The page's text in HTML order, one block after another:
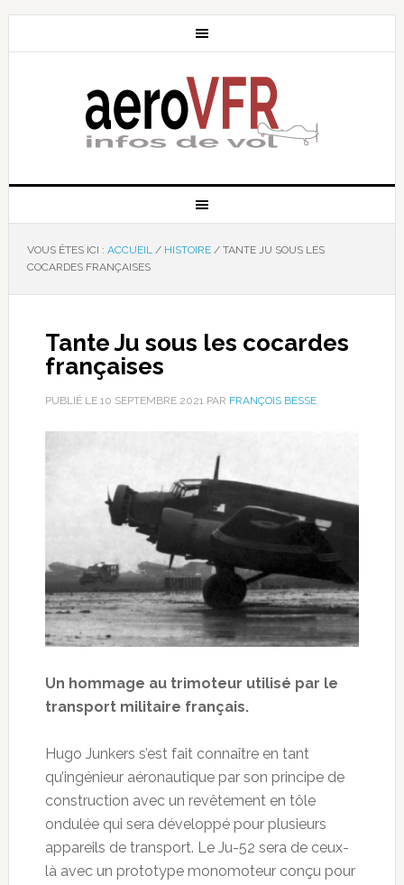
VOUS ÊTES ICI : ACCUEIL / HISTOIRE /TANTE JU SOUS LES
COCARDES FRANÇAISES
Tante Ju sous les cocardes
françaises
PUBLIÉ LE 10 SEPTEMBRE 2021PAR FRANÇOIS BESSE
Un hommage au trimoteur utilisé par le
transport militaire français.
Hugo Junkers s’est fait connaître en tant
qu’ingénieur aéronautique par son principe de
construction avec un revêtement en tôle
ondulée qui sera développé pour plusieurs
appareils de transport. Le Ju-52 sera de ceux-
là avec un prototype monomoteur conçu pour